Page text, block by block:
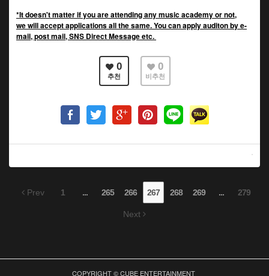
*It doesn't matter if you are attending any music academy or not,
we will accept applications all the same. You can apply auditon by e-
mail, post mail, SNS Direct Message etc.
0
추천
0
비추천
Prev 1 ... 265 266 267 268 269 ... 279
Next
COPYRIGHT © CUBE ENTERTAINMENT